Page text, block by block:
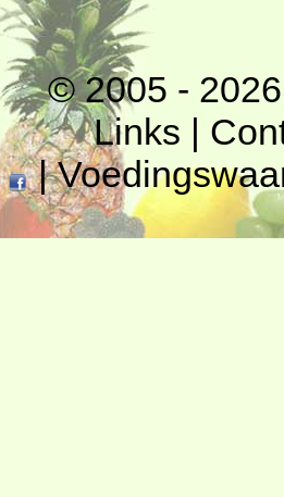
© 2005 - 2026
Links |
|